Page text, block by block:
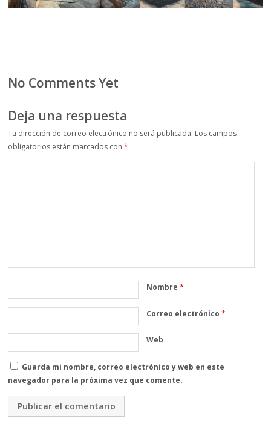
No Comments Yet
Deja una respuesta
Tu dirección de correo electrónico no será publicada. Los campos
obligatorios están marcados con*
Nombre*
Correo electrónico*
Web
Guarda mi nombre, correo electrónico y web en este
navegador para la próxima vez que comente.